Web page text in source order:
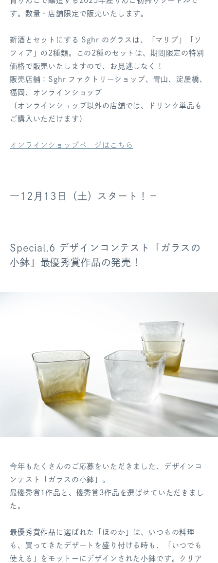
す。数量・店舗限定で販売いたします。
新酒とセットにする Sghr のグラスは、「マリブ」「ソ
フィア」の2種類。この2種のセットは、期間限定の特別
価格で販売いたしますので、お見逃しなく！
販売店舗：Sghr ファクトリーショップ、青山、淀屋橋、
福岡、オンラインショップ
（オンラインショップ以外の店舗では、ドリンク単品も
ご購入いただけます）
オンラインショップページはこちら
―12月13日（土）スタート！－
Special.6 デザインコンテスト「ガラスの
小鉢」最優秀賞作品の発売！
今年もたくさんのご応募をいただきました、デザインコ
ンテスト「ガラスの小鉢」。
最優秀賞1作品と、優秀賞3作品を選ばせていただきまし
た。
最優秀賞作品に選ばれた「ほのか」は、いつもの料理
も、買ってきたデザートを盛り付ける時も、「いつでも
使える」をモットーにデザインされた小鉢です。クリア